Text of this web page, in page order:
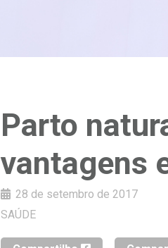
Parto
vantagens
28 de setembro de 2017
SAÚDE